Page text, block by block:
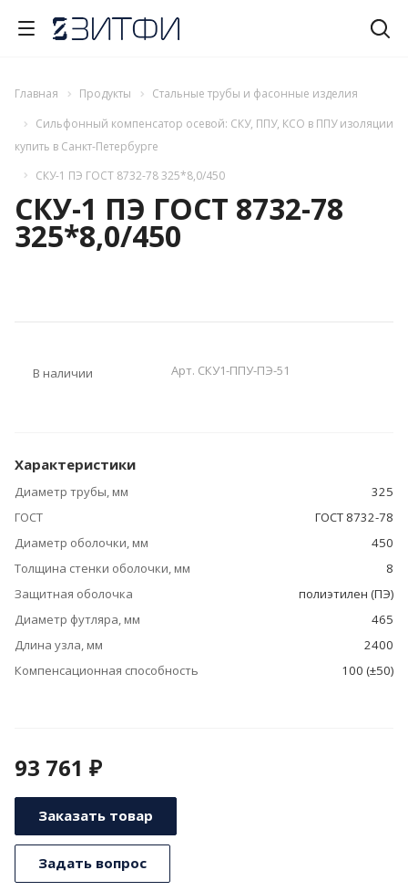
Главная Продукты
Стальные трубы и фасонные изделия
Сильфонный компенсатор осевой: СКУ, ППУ, КСО в ППУ изоляции
купить в Санкт-Петербурге
СКУ-1 ПЭ ГОСТ 8732-78 325*8,0/450
СКУ-1 ПЭ ГОСТ 8732-78
325*8,0/450
В наличии Арт. СКУ1-ППУ-ПЭ-51
Характеристики
Диаметр трубы, мм
325
ГОСТ
ГОСТ 8732-78
Диаметр оболочки, мм
450
Толщина стенки оболочки, мм
8
Защитная оболочка
полиэтилен (ПЭ)
Диаметр футляра, мм
465
Длина узла, мм
2400
Компенсационная способность
100 (±50)
93 761 ₽
Заказать товар
Задать вопрос